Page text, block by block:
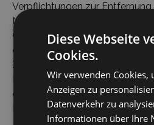
Verpflichtungen zur
Nutzung von Informationen
Gesetzen bleiben hiervon
diesbezügliche Haftung ist
Zeitpunkt der Kenntnis einer
Rechtsverletzung möglich. Bei
entsprechenden
Inhalte umgehend entfernen.
Diese Webseite
Cookies.
Wir verwenden Cookies,
Anzeigen zu
Datenverkehr zu
Informationen über Ihre